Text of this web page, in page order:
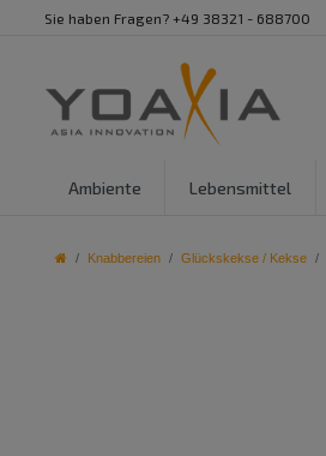
Sie haben Fragen? +49 38321 - 688700
Ambiente Lebensmittel
Knabbereien Glückskekse / Kekse